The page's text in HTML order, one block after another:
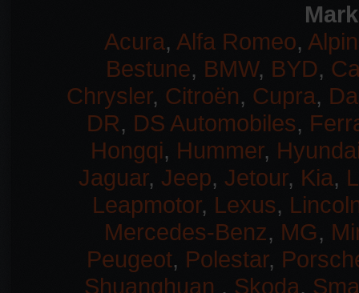
Acura, Alfa Romeo,
Bestune, BMW, BYD,
Chrysler, Citroën, Cupra,
DR, DS Automobiles,
Hongqi, Hummer,
Jaguar, Jeep, Jetour, Kia,
Leapmotor, Lexus,
Mercedes-Benz, MG,
Peugeot, Polestar,
Shuanghuan , Skoda,